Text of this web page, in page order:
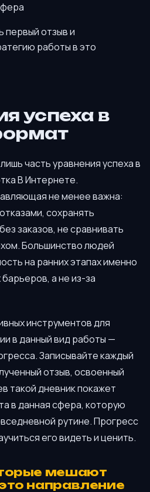
первый отзыв и
работы в это
успеха в
часть уравнения успеха в
В Интернете.
не менее важна:
сохранять
заказов, не сравнивать
Большинство людей
на ранних этапах именно
а не из-за
инструментов для
в данный вид работы —
Записывайте каждый
отзыв, освоенный
такой дневник покажет
в данная сфера, которую
рутине. Прогресс
его видеть и ценить.
мешают
направление